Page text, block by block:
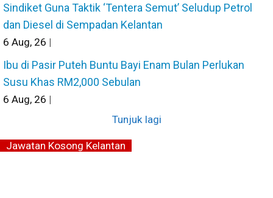
Sindiket Guna Taktik ‘Tentera Semut’ Seludup Petrol
dan Diesel di Sempadan Kelantan
6 Aug, 26 |
Ibu di Pasir Puteh Buntu Bayi Enam Bulan Perlukan
Susu Khas RM2,000 Sebulan
6 Aug, 26 |
Tunjuk lagi
Jawatan Kosong Kelantan